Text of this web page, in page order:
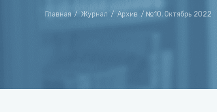
Главная / Журнал / Архив / №10, Октябрь 2022